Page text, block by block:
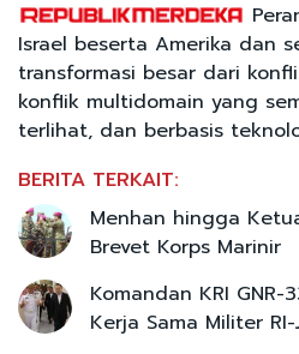
Israel beserta Amerika dan
transformasi besar dari
konflik multidomain yang
terlihat, dan berbasis
BERITA TERKAIT:
Menhan hingga
Brevet Korps Marinir
Komandan KRI
Kerja Sama Militer